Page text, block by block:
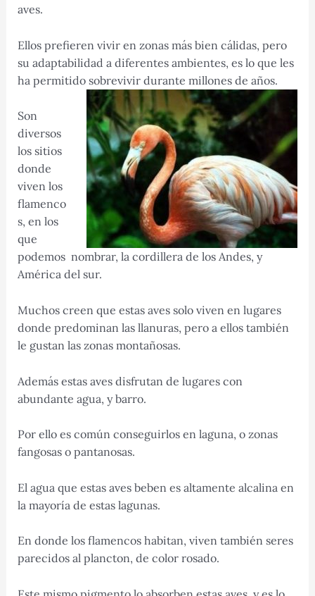
aves.
Ellos prefieren vivir en zonas más bien cálidas, pero
su adaptabilidad a diferentes ambientes, es lo que les
ha permitido sobrevivir durante millones de años.
Son
diversos
los sitios
donde
viven los
flamenco
s, en los
que
podemos nombrar, la cordillera de los Andes, y
América del sur.
Muchos creen que estas aves solo viven en lugares
donde predominan las llanuras, pero a ellos también
le gustan las zonas montañosas.
Además estas aves disfrutan de lugares con
abundante agua, y barro.
Por ello es común conseguirlos en laguna, o zonas
fangosas o pantanosas.
El agua que estas aves beben es altamente alcalina en
la mayoría de estas lagunas.
En donde los flamencos habitan, viven también seres
parecidos al plancton, de color rosado.